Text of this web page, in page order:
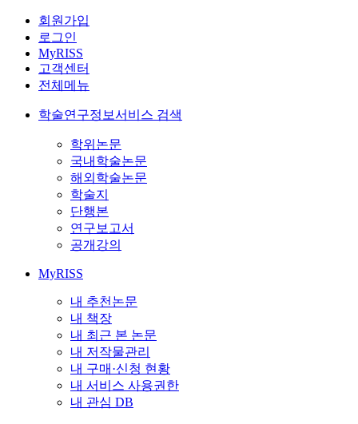
회원가입
로그인
MyRISS
고객센터
전체메뉴
학술연구정보서비스 검색
학위논문
국내학술논문
해외학술논문
학술지
단행본
연구보고서
공개강의
MyRISS
내 추천논문
내 책장
내 최근 본 논문
내 저작물관리
내 구매·신청 현황
내 서비스 사용권한
내 관심 DB